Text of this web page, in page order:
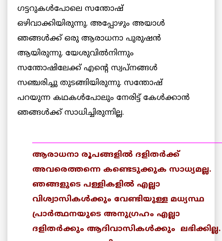
ഗട്ടറുകള്‍പോലെ സന്തോഷ്
ഒഴിവാക്കിയിരുന്നു. അപ്പോഴും അയാള്‍
ഞങ്ങള്‍ക്ക് ഒരു ആരാധനാ പുരുഷന്‍
ആയിരുന്നു. യേശുവില്‍നിന്നും
സന്തോഷിലേക്ക് എന്റെ സ്വപ്നങ്ങള്‍
സഞ്ചരിച്ചു തുടങ്ങിയിരുന്നു. സന്തോഷ്
പറയുന്ന കഥകള്‍പോലും നേരിട്ട് കേള്‍ക്കാന്‍
ഞങ്ങള്‍ക്ക് സാധിച്ചിരുന്നില്ല.
ആരാധനാ രൂപങ്ങളില്‍ ദളിതര്‍ക്ക്
അവരെത്തന്നെ കണ്ടെടുക്കുക സാധ്യമല്ല.
ഞങ്ങളുടെ പള്ളികളില്‍ എല്ലാ
വിശ്വാസികള്‍ക്കും വേണ്ടിയുള്ള മധ്യസ്ഥ
പ്രാര്‍ത്ഥനയുടെ അനുഗ്രഹം എല്ലാ
ദളിതര്‍ക്കും ആദിവാസികള്‍ക്കും ലഭിക്കില്ല.